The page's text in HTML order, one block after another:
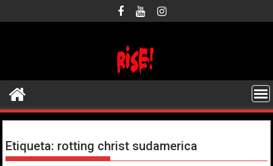
al
Etiqueta: rotting christ sudamerica